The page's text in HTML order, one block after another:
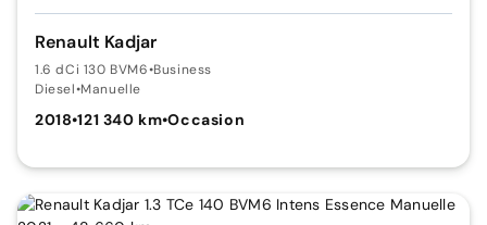
Renault Kadjar
1.6 dCi 130 BVM6•Business
Diesel•Manuelle
2018•121 340 km•Occasion